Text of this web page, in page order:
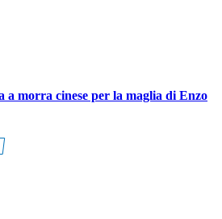
a morra cinese per la maglia di Enzo